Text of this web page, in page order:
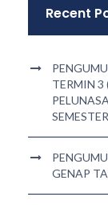
Recent
TERMIN 3
GENAP